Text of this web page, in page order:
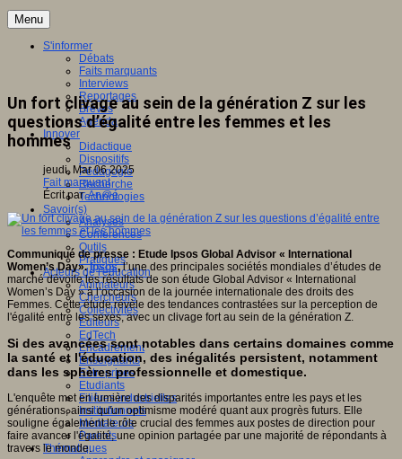
Menu
S'informer
Débats
Faits marquants
Interviews
Reportages
Brèves
Agenda
Innover
Didactique
Dispositifs
Pédagogie
Recherche
Technologies
Savoir(s)
Analyses
Conférences
Outils
Pratiques
Acteurs de l'éducation
Animateurs
Chercheurs
Collectivités
Editeurs
EdTech
Encadrement
Enseignants
Entreprises
Etudiants
Filières industrielles
Institutionnels
Médiateurs
Parents
Thématiques
Un fort clivage au sein de la génération Z sur les
questions d’égalité entre les femmes et les
hommes
jeudi, Mar 06 2025
Fait marquant
Écrit parAn@é
Communiqué de presse : Etude Ipsos Global Advisor « International
Women’s Day».Ipsos,l’une des principales sociétés mondiales d’études de
marché dévoile les résultats de son étude Global Advisor « International
Women’s Day » à l’occasion de la journée internationale des droits des
Femmes. Cette étude révèle des tendances contrastées sur la perception de
l'égalité entre les sexes, avec un clivage fort au sein de la génération Z.
Si des avancées sont notables dans certains domaines comme
la santé et l'éducation, des inégalités persistent, notamment
dans les sphères professionnelle et domestique.
L'enquête met en lumière des disparités importantes entre les pays et les
générations, ainsi qu'un optimisme modéré quant aux progrès futurs. Elle
souligne également le rôle crucial des femmes aux postes de direction pour
faire avancer l'égalité, une opinion partagée par une majorité de répondants à
travers le monde.